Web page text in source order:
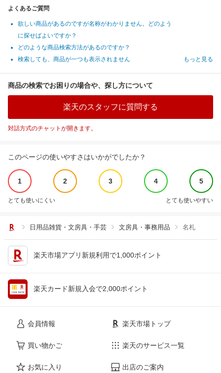
よくあるご質問
欲しい商品があるのですが名称がわかりません。どのよう
に探せばよいですか？
どのような商品検索方法があるのですか？
検索しても、商品が一つも表示されません
もっと見る
商品の検索でお困りの場合や、探し方について
楽天のスタッフに質問する
対話方式のチャットが開きます。
このページの使いやすさはいかがでしたか？
1 2 3 4 5
とても使いにくい とても使いやすい
日用品雑貨・文房具・手芸 文房具・事務用品 名札
楽天市場アプリ新規利用で1,000ポイント
楽天カード新規入会で2,000ポイント
会員情報
買い物かご
お気に入り
楽天市場トップ
楽天のサービス一覧
出店のご案内